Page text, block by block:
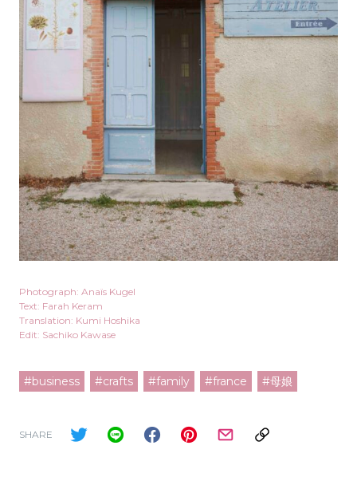
Photograph: Anaïs Kugel
Text: Farah Keram
Translation: Kumi Hoshika
Edit: Sachiko Kawase
#business #crafts #family #france #母娘
SHARE